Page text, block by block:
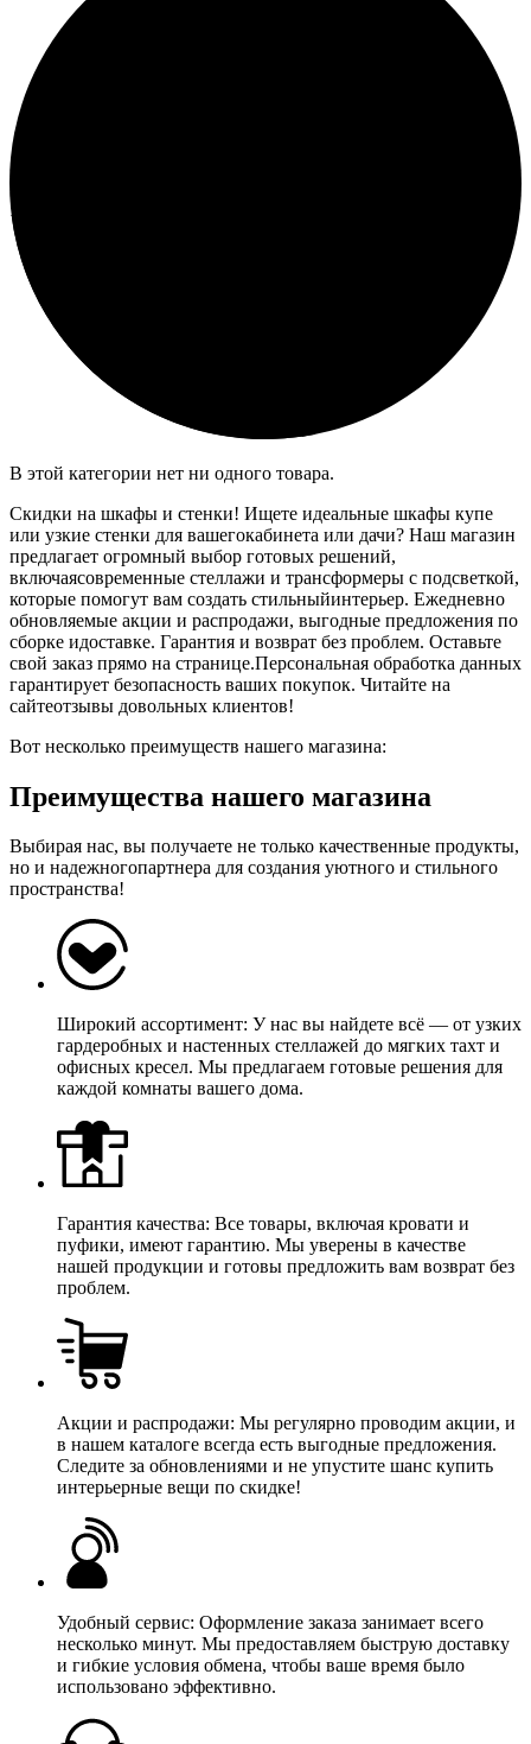
В этой категории нет ни одного товара.
Скидки на шкафы и стенки! Ищете идеальные шкафы купе
или узкие стенки для вашегокабинета или дачи? Наш магазин
предлагает огромный выбор готовых решений,
включаясовременные стеллажи и трансформеры с подсветкой,
которые помогут вам создать стильныйинтерьер. Ежедневно
обновляемые акции и распродажи, выгодные предложения по
сборке идоставке. Гарантия и возврат без проблем. Оставьте
свой заказ прямо на странице.Персональная обработка данных
гарантирует безопасность ваших покупок. Читайте на
сайтеотзывы довольных клиентов!
Вот несколько преимуществ нашего магазина:
Преимущества нашего магазина
Выбирая нас, вы получаете не только качественные продукты,
но и надежногопартнера для создания уютного и стильного
пространства!
Широкий ассортимент: У нас вы найдете всё — от узких
гардеробных и настенных стеллажей до мягких тахт и
офисных кресел. Мы предлагаем готовые решения для
каждой комнаты вашего дома.
Гарантия качества: Все товары, включая кровати и
пуфики, имеют гарантию. Мы уверены в качестве
нашей продукции и готовы предложить вам возврат без
проблем.
Акции и распродажи: Мы регулярно проводим акции, и
в нашем каталоге всегда есть выгодные предложения.
Следите за обновлениями и не упустите шанс купить
интерьерные вещи по скидке!
Удобный сервис: Оформление заказа занимает всего
несколько минут. Мы предоставляем быструю доставку
и гибкие условия обмена, чтобы ваше время было
использовано эффективно.